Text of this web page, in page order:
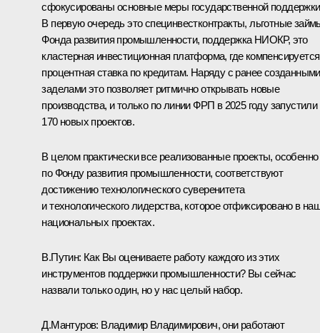
сфокусированы основные меры государственной
В первую очередь это специнвестконтракты, льготные
Фонда развития промышленности, поддержка НИОКР, это
кластерная инвестиционная платформа, где компенсируется
процентная ставка по кредитам. Наряду с ранее созданными
заделами это позволяет ритмично открывать новые
производства, и только по линии ФРП в 2025 году запустили
170 новых проектов.
В целом практически все реализованные проекты, особенно
по Фонду развития промышленности, соответствуют
достижению технологического суверенитета
и технологического лидерства, которое отфиксировано в
национальных проектах.
В.Путин: Как Вы оцениваете работу каждого из этих
инструментов поддержки промышленности? Вы сейчас
назвали только один, но у нас целый набор.
Д.Мантуров: Владимир Владимирович, они работают